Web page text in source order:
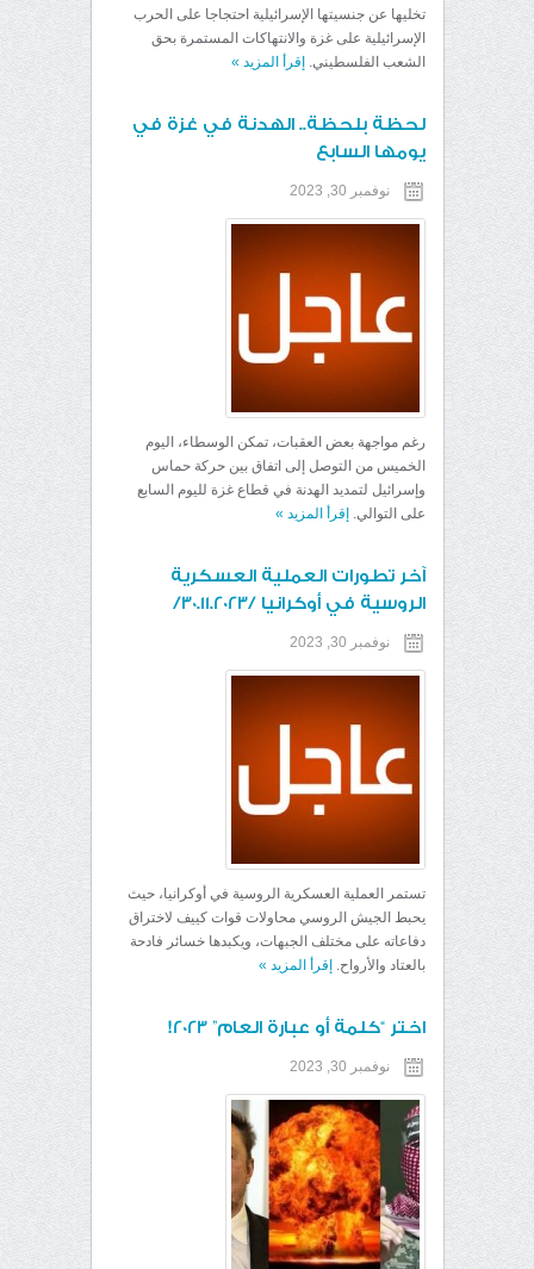
تخليها عن جنسيتها الإسرائيلية احتجاجا على الحرب
الإسرائيلية على غزة والانتهاكات المستمرة بحق
الشعب الفلسطيني. إقرأ المزيد »
لحظة بلحظة.. الهدنة في غزة في
يومها السابع
نوفمبر 30, 2023
رغم مواجهة بعض العقبات، تمكن الوسطاء، اليوم
الخميس من التوصل إلى اتفاق بين حركة حماس
وإسرائيل لتمديد الهدنة في قطاع غزة لليوم السابع
على التوالي. إقرأ المزيد »
آخر تطورات العملية العسكرية
الروسية في أوكرانيا /30.11.2023/
نوفمبر 30, 2023
تستمر العملية العسكرية الروسية في أوكرانيا، حيث
يحبط الجيش الروسي محاولات قوات كييف لاختراق
دفاعاته على مختلف الجبهات، ويكبدها خسائر فادحة
بالعتاد والأرواح. إقرأ المزيد »
اختر “كلمة أو عبارة العام” 2023!
نوفمبر 30, 2023